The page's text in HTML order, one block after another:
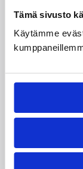
Tämä sivusto
Käytämme